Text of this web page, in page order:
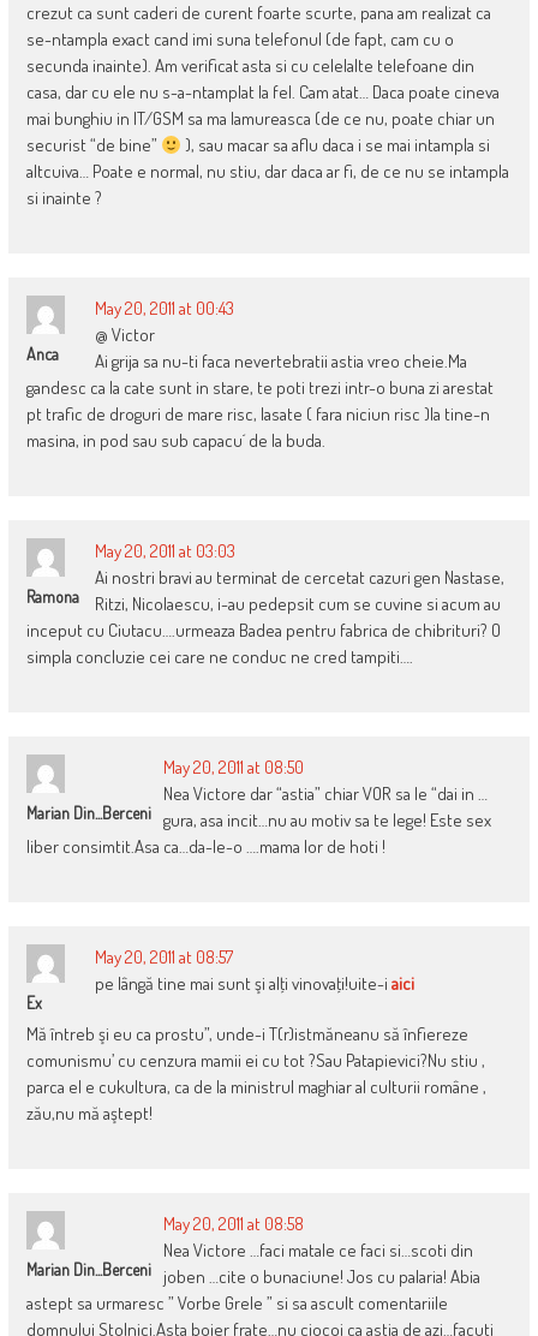
crezut ca sunt caderi de curent foarte scurte, pana am realizat ca
se-ntampla exact cand imi suna telefonul (de fapt, cam cu o
secunda inainte). Am verificat asta si cu celelalte telefoane din
casa, dar cu ele nu s-a-ntamplat la fel. Cam atat… Daca poate cineva
mai bunghiu in IT/GSM sa ma lamureasca (de ce nu, poate chiar un
securist “de bine”
), sau macar sa aflu daca i se mai intampla si
altcuiva… Poate e normal, nu stiu, dar daca ar fi, de ce nu se intampla
si inainte ?
Anca
May 20, 2011 at 00:43
@ Victor
Ai grija sa nu-ti faca nevertebratii astia vreo cheie.Ma
gandesc ca la cate sunt in stare, te poti trezi intr-o buna zi arestat
pt trafic de droguri de mare risc, lasate ( fara niciun risc )la tine-n
masina, in pod sau sub capacu´ de la buda.
Ramona
May 20, 2011 at 03:03
Ai nostri bravi au terminat de cercetat cazuri gen Nastase,
Ritzi, Nicolaescu, i-au pedepsit cum se cuvine si acum au
inceput cu Ciutacu….urmeaza Badea pentru fabrica de chibrituri? O
simpla concluzie cei care ne conduc ne cred tampiti….
Marian Din...Berceni
May 20, 2011 at 08:50
Nea Victore dar “astia” chiar VOR sa le “dai in …
gura, asa incit…nu au motiv sa te lege! Este sex
liber consimtit.Asa ca…da-le-o ….mama lor de hoti !
Ex
May 20, 2011 at 08:57
pe lângă tine mai sunt şi alţi vinovaţi!uite-i aici
Mă întreb şi eu ca prostu”, unde-i T(r)istmăneanu să înfiereze
comunismu’ cu cenzura mamii ei cu tot ?Sau Patapievici?Nu stiu ,
parca el e cukultura, ca de la ministrul maghiar al culturii române ,
zău,nu mă aştept!
Marian Din...Berceni
May 20, 2011 at 08:58
Nea Victore …faci matale ce faci si…scoti din
joben …cite o bunaciune! Jos cu palaria! Abia
astept sa urmaresc ” Vorbe Grele ” si sa ascult comentariile
domnului Stolnici.Asta boier frate…nu ciocoi ca astia de azi…facuti